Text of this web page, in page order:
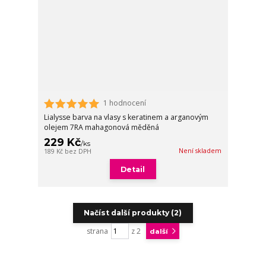
1 hodnocení
Lialysse barva na vlasy s keratinem a arganovým
olejem 7RA mahagonová měděná
229 Kč/ks
189 Kč bez DPH Není skladem
Detail
Načíst další produkty (2)
strana z 2 další